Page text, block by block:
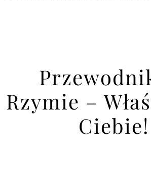
Rzymie –
Ciebie!